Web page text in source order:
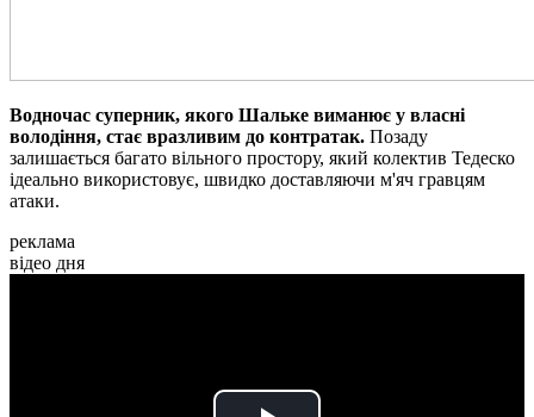
Водночас суперник, якого Шальке виманює у власні
володіння, стає вразливим до контратак. Позаду
залишається багато вільного простору, який колектив Тедеско
ідеально використовує, швидко доставляючи м'яч гравцям
атаки.
реклама
відео дня